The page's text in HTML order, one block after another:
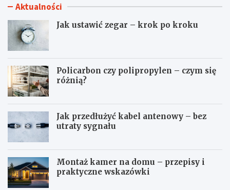
Aktualności
Jak ustawić zegar – krok po kroku
Policarbon czy polipropylen – czym się
różnią?
Jak przedłużyć kabel antenowy – bez
utraty sygnału
Montaż kamer na domu – przepisy i
praktyczne wskazówki
J
P